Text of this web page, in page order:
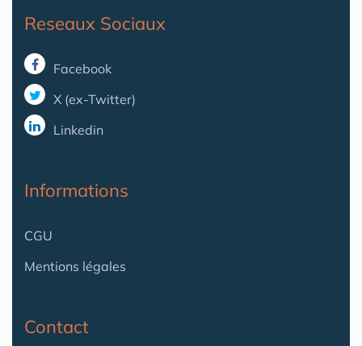
Reseaux Sociaux
Facebook
X (ex-Twitter)
Linkedin
Informations
CGU
Mentions légales
Contact